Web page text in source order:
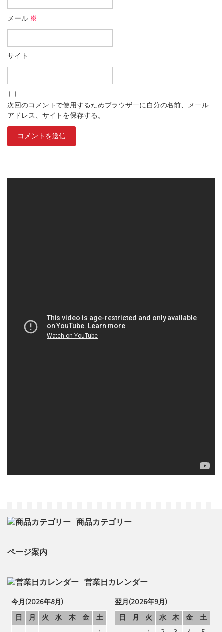
メール ※
サイト
次回のコメントで使用するためブラウザーに自分の名前、メール
アドレス、サイトを保存する。
商品カテゴリー
ページ案内
営業日カレンダー
今月(2026年8月)
日
月 火 水 木 金
土
翌月(2026年9月)
日
月 火 水 木 金
土